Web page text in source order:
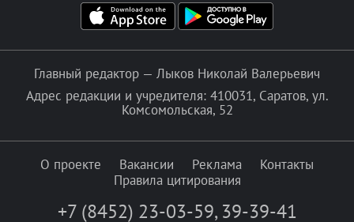
Главный редактор — Лыков Николай Валерьевич
Адрес редакции и учредителя: 410031, Саратов, ул.
Комсомольская, 52
О проекте Вакансии Реклама
Контакты
Правила цитирования
+7 (8452) 23-03-59, 39-39-41